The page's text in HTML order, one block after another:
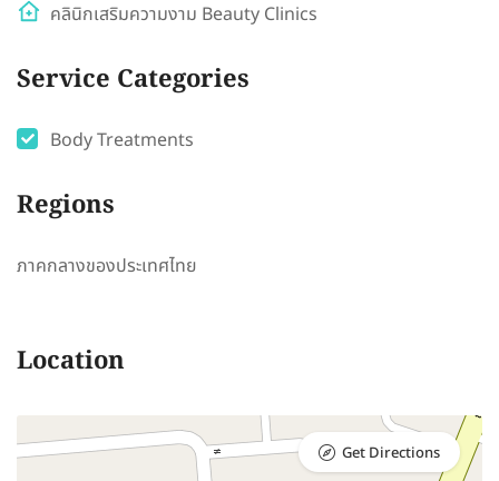
คลินิกเสริมความงาม Beauty Clinics
Service Categories
Body Treatments
Regions
ภาคกลางของประเทศไทย
Location
Get Directions